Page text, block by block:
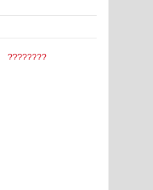
????????